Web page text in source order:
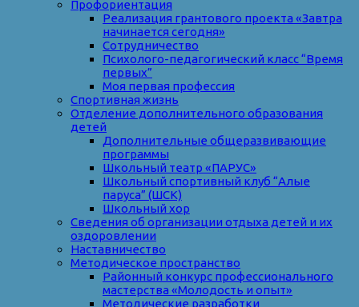
Профориентация
Реализация грантового проекта «Завтра
начинается сегодня»
Сотрудничество
Психолого-педагогический класс “Время
первых”
Моя первая профессия
Спортивная жизнь
Отделение дополнительного образования
детей
Дополнительные общеразвивающие
программы
Школьный театр «ПАРУС»
Школьный спортивный клуб “Алые
паруса” (ШСК)
Школьный хор
Сведения об организации отдыха детей и их
оздоровлении
Наставничество
Методическое пространство
Районный конкурс профессионального
мастерства «Молодость и опыт»
Методические разработки